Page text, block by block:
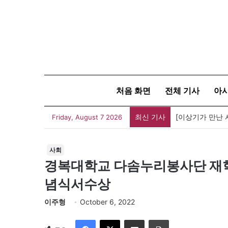
처음 화면 전체 기사 아
Friday, August 7 2026 최신 기사
사회
경복대학교 다솜누리봉사단 재
념식서수상
이주형 October 6, 2022
이메일